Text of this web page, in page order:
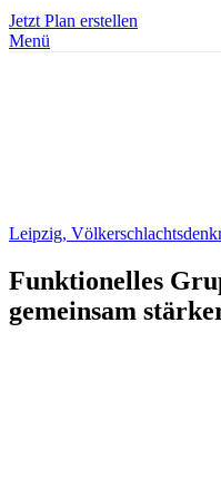
Jetzt Plan erstellen
Menü
Leipzig,
Funktionelles
gemeinsam